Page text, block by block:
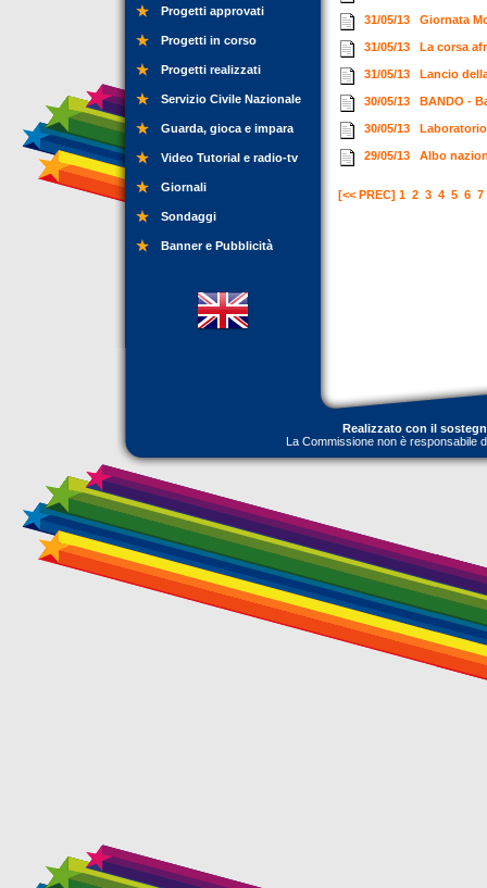
Progetti approvati
Progetti in corso
Progetti realizzati
Servizio Civile Nazionale
Guarda, gioca e impara
Video Tutorial e radio-tv
Giornali
Sondaggi
Banner e Pubblicità
31/05/13 Giornata
31/05/13 La corsa
31/05/13 Lancio
30/05/13 BANDO -
30/05/13
29/05/13 Albo
[<< PREC] 1 2 3 4 5 6 7
Realizzato con il
La Commissione non è responsabile